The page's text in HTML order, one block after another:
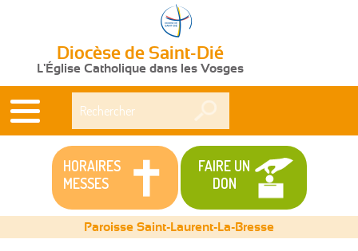
Diocèse de Saint-Dié
L'Église Catholique dans les Vosges
HORAIRES
MESSES
FAIRE UN
DON
Paroisse Saint-Laurent-La-Bresse